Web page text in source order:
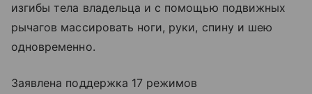
изгибы тела владельца и с помощью подвижных
рычагов массировать ноги, руки, спину и шею
одновременно.
Заявлена поддержка 17 режимов